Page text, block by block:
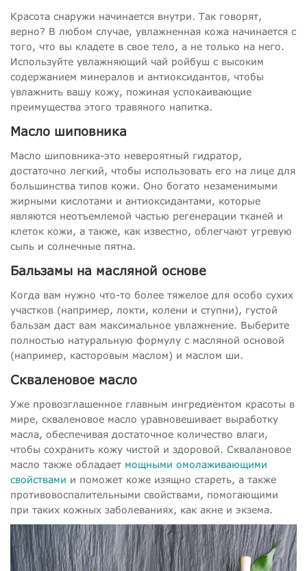
Красота снаружи начинается внутри. Так говорят,
верно? В любом случае, увлажненная кожа начинается с
того, что вы кладете в свое тело, а не только на него.
Используйте увлажняющий чай ройбуш с высоким
содержанием минералов и антиоксидантов, чтобы
увлажнить вашу кожу, пожиная успокаивающие
преимущества этого травяного напитка.
Масло шиповника
Масло шиповника-это невероятный гидратор,
достаточно легкий, чтобы использовать его на лице для
большинства типов кожи. Оно богато незаменимыми
жирными кислотами и антиоксидантами, которые
являются неотъемлемой частью регенерации тканей и
клеток кожи, а также, как известно, облегчают угревую
сыпь и солнечные пятна.
Бальзамы на масляной основе
Когда вам нужно что-то более тяжелое для особо сухих
участков (например, локти, колени и ступни), густой
бальзам даст вам максимальное увлажнение. Выберите
полностью натуральную формулу с масляной основой
(например, касторовым маслом) и маслом ши.
Скваленовое масло
Уже провозглашенное главным ингредиентом красоты в
мире, скваленовое масло уравновешивает выработку
масла, обеспечивая достаточное количество влаги,
чтобы сохранить кожу чистой и здоровой. Сквалановое
масло также обладает мощными омолаживающими
свойствами и поможет коже изящно стареть, а также
противовоспалительными свойствами, помогающими
при таких кожных заболеваниях, как акне и экзема.